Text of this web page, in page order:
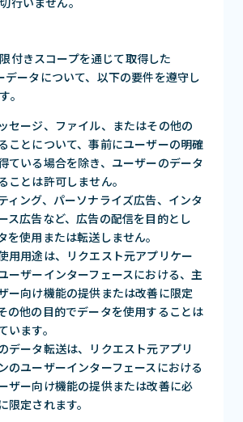
付きスコープを通じて取得した
ータについて、以下の要件を遵守し
。
セージ、ファイル、またはその他の
ことについて、事前にユーザーの明確
ている場合を除き、ユーザーのデータ
ことは許可しません。
ィング、パーソナライズ広告、インタ
ス広告など、広告の配信を目的とし
を使用または転送しません。
用用途は、リクエスト元アプリケー
ーザーインターフェースにおける、主
ー向け機能の提供または改善に限定
の他の目的でデータを使用することは
います。
データ転送は、リクエスト元アプリ
のユーザーインターフェースにおける
ザー向け機能の提供または改善に必
限定されます。